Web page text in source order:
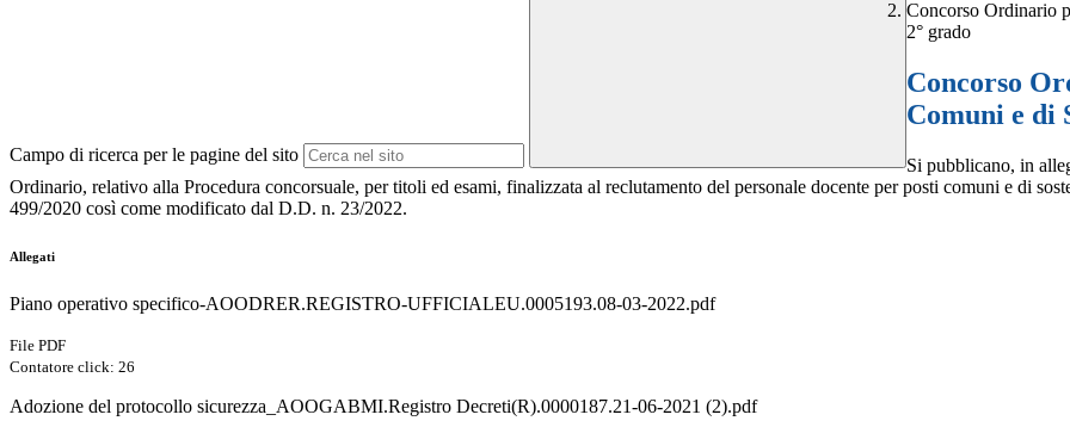
Campo di ricerca per le pagine del sito
Concorso Ordinario
2° grado
Concorso
Comuni e di
Si pubblicano, in
Ordinario, relativo alla Procedura concorsuale, per titoli ed esami, finalizzata al reclutamento del personale docente per posti comuni e di
499/2020 così come modificato dal D.D. n. 23/2022.
Allegati
Piano operativo specifico-AOODRER.REGISTRO-UFFICIALEU.0005193.08-03-2022.pdf
File PDF
Contatore click: 26
Adozione del protocollo sicurezza_AOOGABMI.Registro Decreti(R).0000187.21-06-2021 (2).pdf